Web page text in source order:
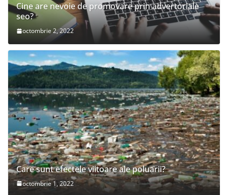
Cine are nevoie de promovare prin advertoriale
seo?
octombrie 2, 2022
Care sunt efectele viitoare ale poluarii?
octombrie 1, 2022